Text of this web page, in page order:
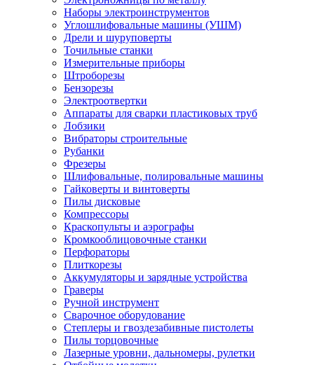
Наборы электроинструментов
Углошлифовальные машины (УШМ)
Дрели и шуруповерты
Точильные станки
Измерительные приборы
Штроборезы
Бензорезы
Электроотвертки
Аппараты для сварки пластиковых труб
Лобзики
Вибраторы строительные
Рубанки
Фрезеры
Шлифовальные, полировальные машины
Гайковерты и винтоверты
Пилы дисковые
Компрессоры
Краскопульты и аэрографы
Кромкооблицовочные станки
Перфораторы
Плиткорезы
Аккумуляторы и зарядные устройства
Граверы
Ручной инструмент
Сварочное оборудование
Степлеры и гвоздезабивные пистолеты
Пилы торцовочные
Лазерные уровни, дальномеры, рулетки